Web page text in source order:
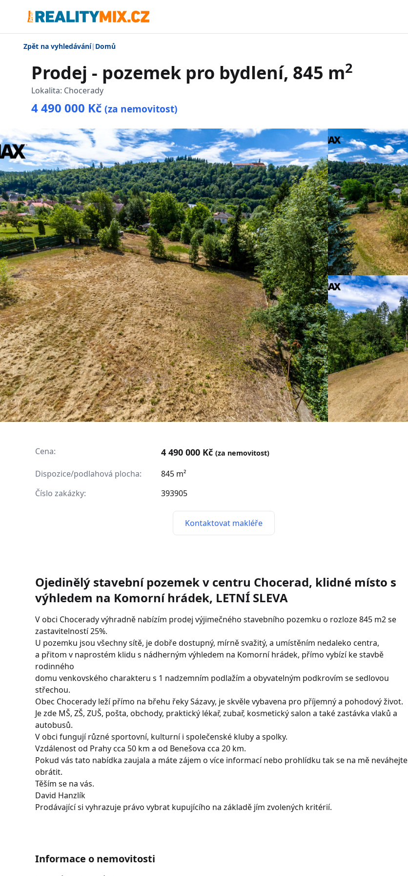
Zpět na vyhledávání| Domů
Prodej - pozemek pro bydlení, 845 m2
Lokalita: Chocerady
4 490 000 Kč (za nemovitost)
Cena: 4 490 000 Kč (za nemovitost)
Dispozice/podlahová plocha:
845 m²
Číslo zakázky:
393905
Kontaktovat makléře
Ojedinělý stavební pozemek v centru Chocerad, klidné místo s
výhledem na Komorní hrádek, LETNÍ SLEVA
V obci Chocerady výhradně nabízím prodej výjimečného stavebního pozemku o rozloze 845 m2 se
zastavitelností 25%.
U pozemku jsou všechny sítě, je dobře dostupný, mírně svažitý, a umístěním nedaleko centra,
a přitom v naprostém klidu s nádherným výhledem na Komorní hrádek, přímo vybízí ke stavbě
rodinného
domu venkovského charakteru s 1 nadzemním podlažím a obyvatelným podkrovím se sedlovou
střechou.
Obec Chocerady leží přímo na břehu řeky Sázavy, je skvěle vybavena pro příjemný a pohodový život.
Je zde MŠ, ZŠ, ZUŠ, pošta, obchody, praktický lékař, zubař, kosmetický salon a také zastávka vlaků a
autobusů.
V obci fungují různé sportovní, kulturní i společenské kluby a spolky.
Vzdálenost od Prahy cca 50 km a od Benešova cca 20 km.
Pokud vás tato nabídka zaujala a máte zájem o více informací nebo prohlídku tak se na mě neváhejte
obrátit.
Těším se na vás.
David Hanzlík
Prodávající si vyhrazuje právo vybrat kupujícího na základě jím zvolených kritérií.
Informace o nemovitosti